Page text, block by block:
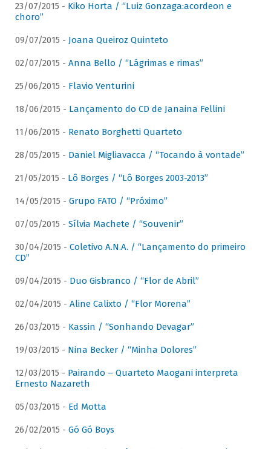
23/07/2015 - Kiko Horta / “Luiz Gonzaga:acordeon e
choro”
09/07/2015 - Joana Queiroz Quinteto
02/07/2015 - Anna Bello / “Lágrimas e rimas”
25/06/2015 - Flavio Venturini
18/06/2015 - Lançamento do CD de Janaina Fellini
11/06/2015 - Renato Borghetti Quarteto
28/05/2015 - Daniel Migliavacca / “Tocando à vontade”
21/05/2015 - Lô Borges / “Lô Borges 2003-2013”
14/05/2015 - Grupo FATO / “Próximo”
07/05/2015 - Sílvia Machete / “Souvenir”
30/04/2015 - Coletivo A.N.A. / “Lançamento do primeiro
CD”
09/04/2015 - Duo Gisbranco / “Flor de Abril”
02/04/2015 - Aline Calixto / “Flor Morena”
26/03/2015 - Kassin / “Sonhando Devagar”
19/03/2015 - Nina Becker / “Minha Dolores”
12/03/2015 - Pairando – Quarteto Maogani interpreta
Ernesto Nazareth
05/03/2015 - Ed Motta
26/02/2015 - Gó Gó Boys